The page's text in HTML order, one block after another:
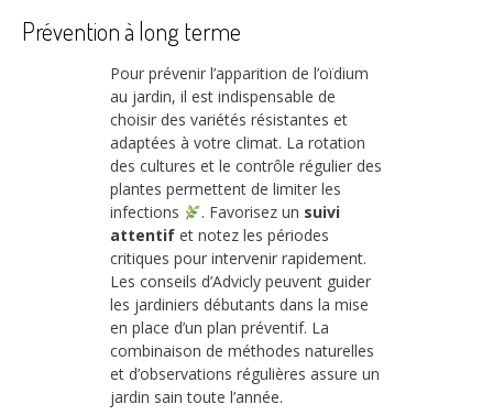
Prévention à long terme
Pour prévenir l’apparition de l’oïdium
au jardin, il est indispensable de
choisir des variétés résistantes et
adaptées à votre climat. La rotation
des cultures et le contrôle régulier des
plantes permettent de limiter les
infections
. Favorisez un suivi
attentif et notez les périodes
critiques pour intervenir rapidement.
Les conseils d’Advicly peuvent guider
les jardiniers débutants dans la mise
en place d’un plan préventif. La
combinaison de méthodes naturelles
et d’observations régulières assure un
jardin sain toute l’année.